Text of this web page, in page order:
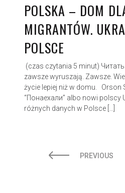
POLSKA – DOM
MIGRANTÓW.
POLSCE
(czas czytania 5 minut)
zawsze wyruszają. Zawsze.
życie lepiej niż w domu. Orson
“Понаехали” albo nowi polscy
różnych danych w Polsce […]
PREVIOUS